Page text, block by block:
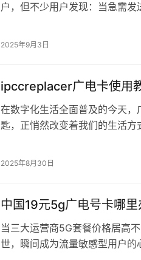
户，但不少用户发现：当急需
规与硬件适配的复杂博弈。 一
2025年9月3日
ipccreplacer广电卡使用
在数字化生活全面普及的今天
匙，正悄然改变着我们的生活
锁这张神奇卡片的全场景应用
2025年8月30日
中国19元5g广电号卡哪
当三大运营商5G套餐价格居高
世，瞬间成为流量敏感型用户